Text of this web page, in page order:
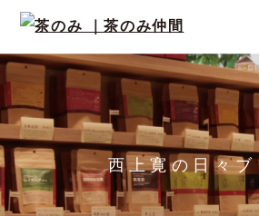
西上寛の日々